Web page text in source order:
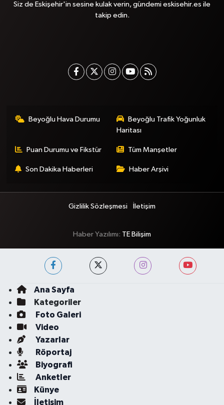
Siz de Eskişehir'in sesine kulak verin, gündemi eskisehir.es ile
takip edin.
Beyoğlu Hava Durumu
Beyoğlu Trafik Yoğunluk
Haritası
Puan Durumu ve Fikstür Tüm Manşetler
Son Dakika Haberleri Haber Arşivi
Gizlilik Sözleşmesi İletişim
Haber Yazılımı: TE Bilişim
Ana Sayfa
Kategoriler
Foto Galeri
Video
Yazarlar
Röportaj
Biyografi
Anketler
Künye
İletişim